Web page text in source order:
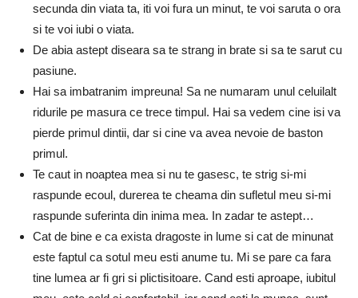
secunda din viata ta, iti voi fura un minut, te voi saruta o ora
si te voi iubi o viata.
De abia astept diseara sa te strang in brate si sa te sarut cu
pasiune.
Hai sa imbatranim impreuna! Sa ne numaram unul celuilalt
ridurile pe masura ce trece timpul. Hai sa vedem cine isi va
pierde primul dintii, dar si cine va avea nevoie de baston
primul.
Te caut in noaptea mea si nu te gasesc, te strig si-mi
raspunde ecoul, durerea te cheama din sufletul meu si-mi
raspunde suferinta din inima mea. In zadar te astept…
Cat de bine e ca exista dragoste in lume si cat de minunat
este faptul ca sotul meu esti anume tu. Mi se pare ca fara
tine lumea ar fi gri si plictisitoare. Cand esti aproape, iubitul